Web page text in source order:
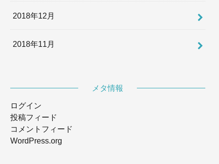
2018年12月
2018年11月
メタ情報
ログイン
投稿フィード
コメントフィード
WordPress.org